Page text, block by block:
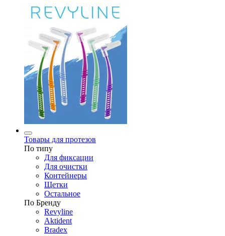
Товары для протезов
По типу
Для фиксации
Для очистки
Контейнеры
Щетки
Остальное
По Бренду
Revyline
Aktident
Bradex